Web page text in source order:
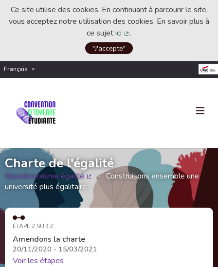
Ce site utilise des cookies. En continuant à parcourir le site,
vous acceptez notre utilisation des cookies. En savoir plus à
ce sujetici
(Lien externe)
.
"J'accepte"
Français Choisir la langue
Charte de l'égalité
#pasdesexisme égalité
(Lien externe)
Construisons ensemble une
université plus égalitaire
ÉTAPE 2 SUR 2
Amendons la charte
20/11/2020 - 15/03/2021
Voir les étapes